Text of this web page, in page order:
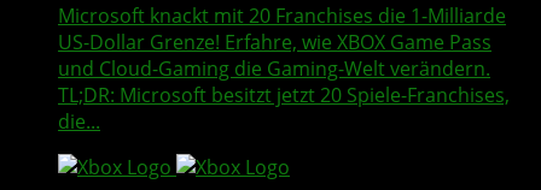
Microsoft knackt mit 20 Franchises die 1-Milliarde
US-Dollar Grenze! Erfahre, wie XBOX Game Pass
und Cloud-Gaming die Gaming-Welt verändern.
TL;DR: Microsoft besitzt jetzt 20 Spiele-Franchises,
die...